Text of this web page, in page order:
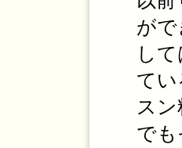
が
し
て
ス
で